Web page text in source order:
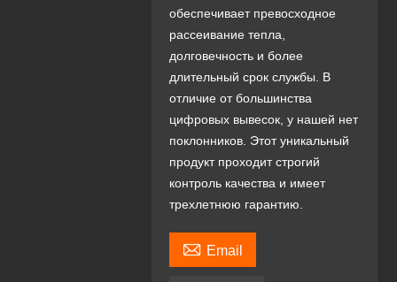
обеспечивает превосходное
рассеивание тепла,
долговечность и более
длительный срок службы. В
отличие от большинства
цифровых вывесок, у нашей нет
поклонников. Этот уникальный
продукт проходит строгий
контроль качества и имеет
трехлетнюю гарантию.
 Email